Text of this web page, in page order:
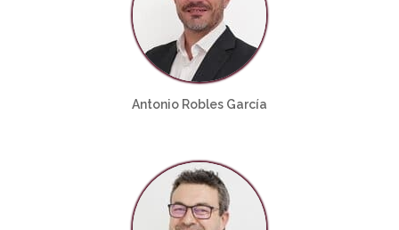
Antonio Robles García